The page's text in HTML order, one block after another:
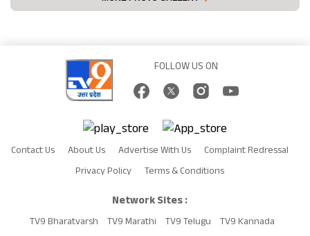
FOLLOW US ON
Contact Us About Us Advertise With Us
Complaint Redressal
Privacy Policy
Terms & Conditions
Network Sites :
TV9 Bharatvarsh TV9 Marathi TV9 Telugu TV9 Kannada